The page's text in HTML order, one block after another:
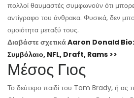
πολλοί θαυμαστές συμφωνούν ότι
αντίγραφο του άνθρακα. Φυσικά, δεν
ομοιότητα μεταξύ τους.
Διαβάστε σχετικάAaron Donald Bio:
Συμβόλαιο, NFL, Draft, Rams >>
Μέσος Γιος
Το δεύτερο παιδί του Tom Brady, ή ας